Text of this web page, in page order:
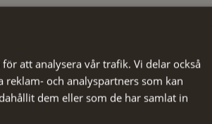
att analysera vår trafik. Vi delar också
och analyspartners som kan
dem eller som de har samlat in